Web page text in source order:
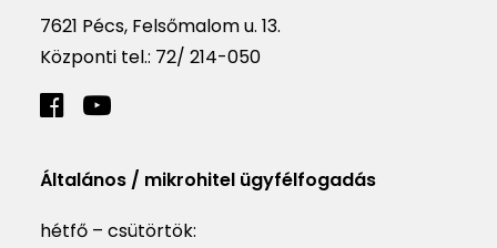
7621 Pécs, Felsőmalom u. 13.
Központi tel.: 72/ 214-050
Általános / mikrohitel ügyfélfogadás
hétfő – csütörtök: